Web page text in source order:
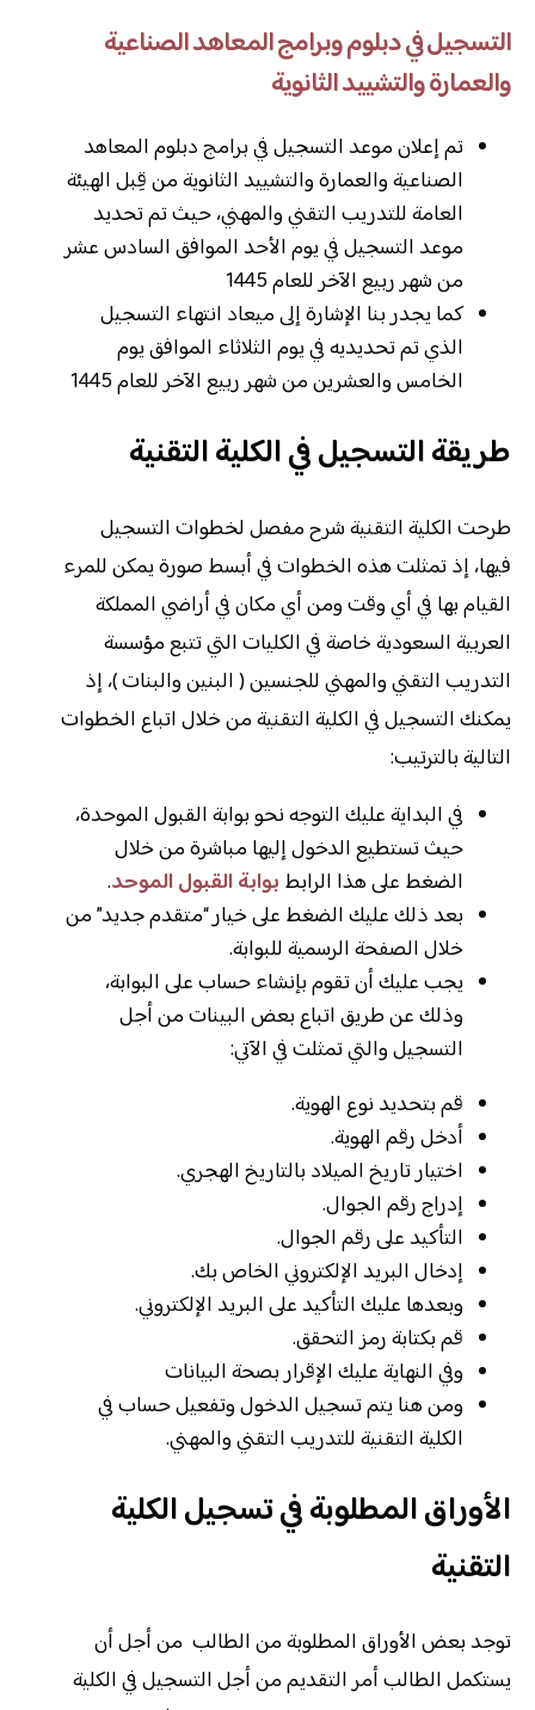
التسجيل في دبلوم وبرامج المعاهد الصناعية
والعمارة والتشييد الثانوية
تم إعلان موعد التسجيل في برامج دبلوم المعاهد
الصناعية والعمارة والتشييد الثانوية من قِبل الهيئة
العامة للتدريب التقني والمهني، حيث تم تحديد
موعد التسجيل في يوم الأحد الموافق السادس عشر
من شهر ربيع الآخر للعام 1445
كما يجدر بنا الإشارة إلى ميعاد انتهاء التسجيل
الذي تم تحديديه في يوم الثلاثاء الموافق يوم
الخامس والعشرين من شهر ربيع الآخر للعام 1445
طريقة التسجيل في الكلية التقنية
طرحت الكلية التقنية شرح مفصل لخطوات التسجيل
فيها، إذ تمثلت هذه الخطوات في أبسط صورة يمكن للمرء
القيام بها في أي وقت ومن أي مكان في أراضي المملكة
العربية السعودية خاصة في الكليات التي تتبع مؤسسة
التدريب التقني والمهني للجنسين ( البنين والبنات )، إذ
يمكنك التسجيل في الكلية التقنية من خلال اتباع الخطوات
التالية بالترتيب:
في البداية عليك التوجه نحو بوابة القبول الموحدة،
حيث تستطيع الدخول إليها مباشرة من خلال
الضغط على هذا الرابط بوابة القبول الموحد.
بعد ذلك عليك الضغط على خيار “متقدم جديد” من
خلال الصفحة الرسمية للبوابة.
يجب عليك أن تقوم بإنشاء حساب على البوابة،
وذلك عن طريق اتباع بعض البينات من أجل
التسجيل والتي تمثلت في الآتي:
قم بتحديد نوع الهوية.
أدخل رقم الهوية.
اختيار تاريخ الميلاد بالتاريخ الهجري.
إدراج رقم الجوال.
التأكيد على رقم الجوال.
إدخال البريد الإلكتروني الخاص بك.
وبعدها عليك التأكيد على البريد الإلكتروني.
قم بكتابة رمز التحقق.
وفي النهاية عليك الإقرار بصحة البيانات
ومن هنا يتم تسجيل الدخول وتفعيل حساب في
الكلية التقنية للتدريب التقني والمهني.
الأوراق المطلوبة في تسجيل الكلية
التقنية
توجد بعض الأوراق المطلوبة من الطالب من أجل أن
يستكمل الطالب أمر التقديم من أجل التسجيل في الكلية